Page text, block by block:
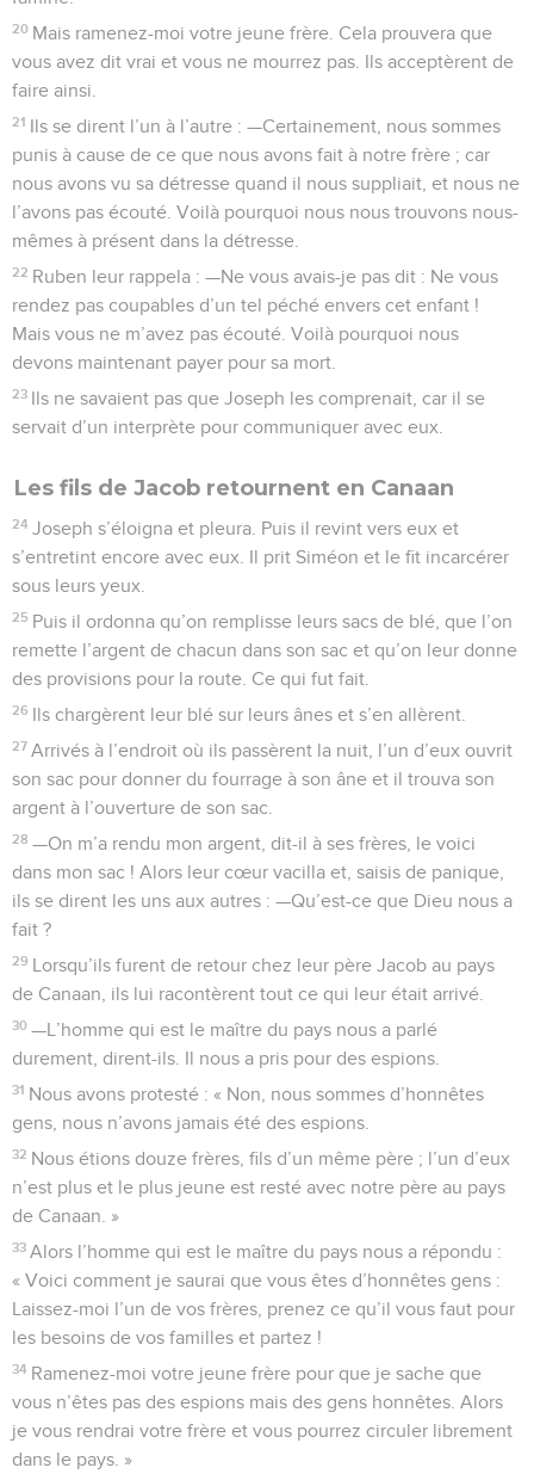
20 Mais ramenez-moi votre jeune frère. Cela prouvera que
vous avez dit vrai et vous ne mourrez pas. Ils acceptèrent de
faire ainsi.
21 Ils se dirent l’un à l’autre : —Certainement, nous sommes
punis à cause de ce que nous avons fait à notre frère ; car
nous avons vu sa détresse quand il nous suppliait, et nous ne
l’avons pas écouté. Voilà pourquoi nous nous trouvons nous-
mêmes à présent dans la détresse.
22 Ruben leur rappela : —Ne vous avais-je pas dit : Ne vous
rendez pas coupables d’un tel péché envers cet enfant !
Mais vous ne m’avez pas écouté. Voilà pourquoi nous
devons maintenant payer pour sa mort.
23 Ils ne savaient pas que Joseph les comprenait, car il se
servait d’un interprète pour communiquer avec eux.
Les fils de Jacob retournent en Canaan
24 Joseph s’éloigna et pleura. Puis il revint vers eux et
s’entretint encore avec eux. Il prit Siméon et le fit incarcérer
sous leurs yeux.
25 Puis il ordonna qu’on remplisse leurs sacs de blé, que l’on
remette l’argent de chacun dans son sac et qu’on leur donne
des provisions pour la route. Ce qui fut fait.
26 Ils chargèrent leur blé sur leurs ânes et s’en allèrent.
27 Arrivés à l’endroit où ils passèrent la nuit, l’un d’eux ouvrit
son sac pour donner du fourrage à son âne et il trouva son
argent à l’ouverture de son sac.
28 —On m’a rendu mon argent, dit-il à ses frères, le voici
dans mon sac ! Alors leur cœur vacilla et, saisis de panique,
ils se dirent les uns aux autres : —Qu’est-ce que Dieu nous a
fait ?
29 Lorsqu’ils furent de retour chez leur père Jacob au pays
de Canaan, ils lui racontèrent tout ce qui leur était arrivé.
30 —L’homme qui est le maître du pays nous a parlé
durement, dirent-ils. Il nous a pris pour des espions.
31 Nous avons protesté : « Non, nous sommes d’honnêtes
gens, nous n’avons jamais été des espions.
32 Nous étions douze frères, fils d’un même père ; l’un d’eux
n’est plus et le plus jeune est resté avec notre père au pays
de Canaan. »
33 Alors l’homme qui est le maître du pays nous a répondu :
« Voici comment je saurai que vous êtes d’honnêtes gens :
Laissez-moi l’un de vos frères, prenez ce qu’il vous faut pour
les besoins de vos familles et partez !
34 Ramenez-moi votre jeune frère pour que je sache que
vous n’êtes pas des espions mais des gens honnêtes. Alors
je vous rendrai votre frère et vous pourrez circuler librement
dans le pays. »